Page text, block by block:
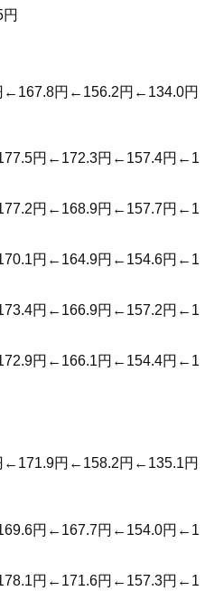
円←156.2円←134.0円
円←172.3円←157.4円←1
円←168.9円←157.7円←1
円←164.9円←154.6円←1
円←166.9円←157.2円←1
円←166.1円←154.4円←1
円←158.2円←135.1円
円←167.7円←154.0円←1
円←171.6円←157.3円←1